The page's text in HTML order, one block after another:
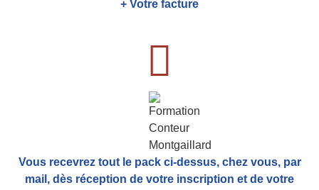
+ Votre facture
Vous recevrez tout le pack ci-dessus, chez vous, par
mail, dès réception de votre inscription et de votre